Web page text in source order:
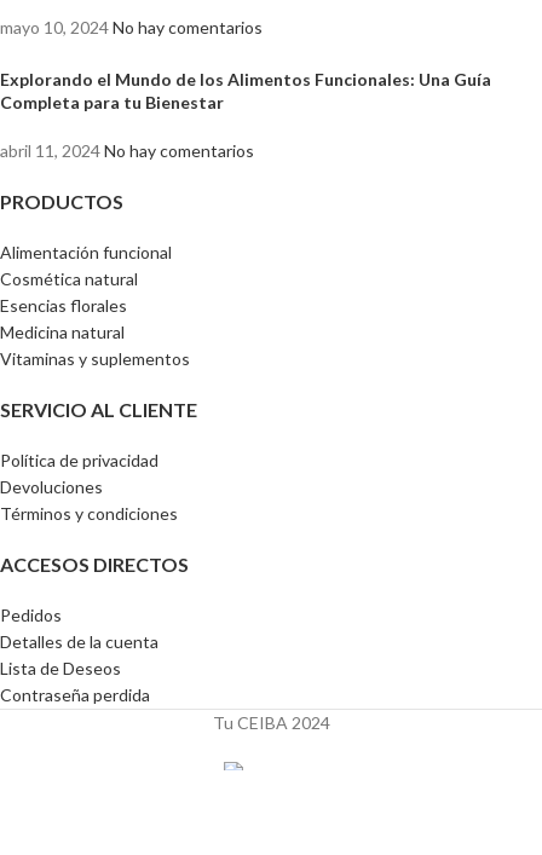
mayo 10, 2024No hay comentarios
Explorando el Mundo de los Alimentos Funcionales: Una Guía
Completa para tu Bienestar
abril 11, 2024No hay comentarios
PRODUCTOS
Alimentación funcional
Cosmética natural
Esencias florales
Medicina natural
Vitaminas y suplementos
SERVICIO AL CLIENTE
Política de privacidad
Devoluciones
Términos y condiciones
ACCESOS DIRECTOS
Pedidos
Detalles de la cuenta
Lista de Deseos
Contraseña perdida
Tu CEIBA 2024